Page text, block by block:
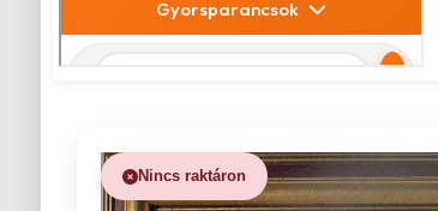
Nincs raktáron